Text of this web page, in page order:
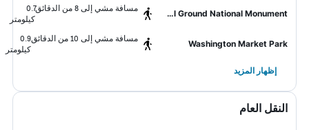
African Burial Ground National Monument
مسافة مشي إلى 8 من الدقائق
0.7
كيلومتر
Washington Market Park
مسافة مشي إلى 10 من الدقائق
0.9
كيلومتر
إظهار المزيد
النقل العام